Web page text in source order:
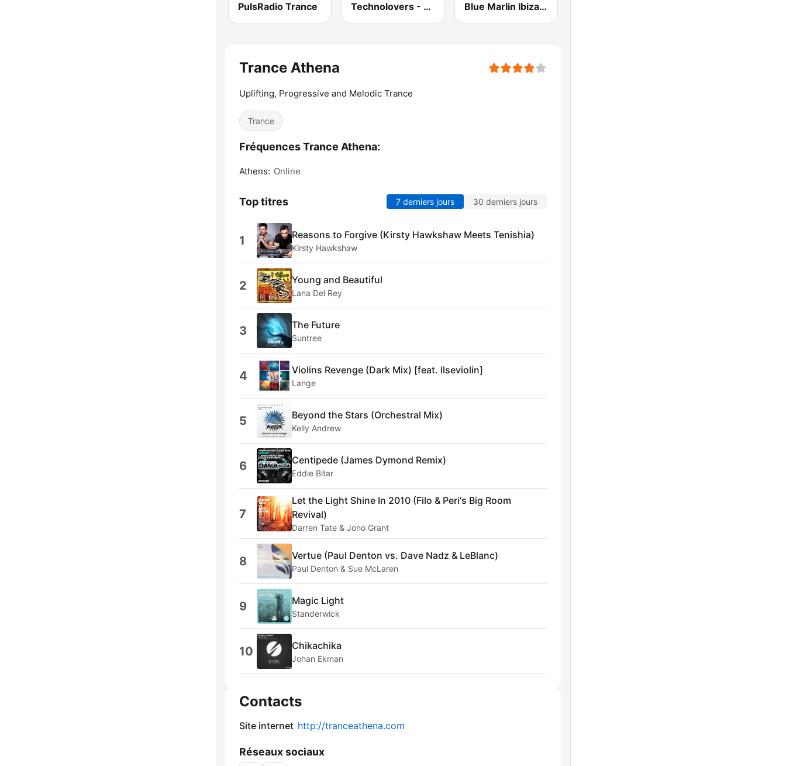
PulsRadio Trance Technolovers - TRANCE Blue Marlin Ibiza Radio
Trance Athena
Uplifting, Progressive and Melodic Trance
Trance
Fréquences Trance Athena:
Athens: Online
Top titres 7 derniers jours 30 derniers jours
1 Reasons to Forgive (Kirsty Hawkshaw Meets Tenishia)
Kirsty Hawkshaw
2 Young and Beautiful
Lana Del Rey
3 The Future
Suntree
4 Violins Revenge (Dark Mix) [feat. Ilseviolin]
Lange
5 Beyond the Stars (Orchestral Mix)
Kelly Andrew
6 Centipede (James Dymond Remix)
Eddie Bitar
7
Let the Light Shine In 2010 (Filo & Peri's Big Room
Revival)
Darren Tate & Jono Grant
8 Vertue (Paul Denton vs. Dave Nadz & LeBlanc)
Paul Denton & Sue McLaren
9 Magic Light
Standerwick
10 Chikachika
Johan Ekman
Contacts
Site internet http://tranceathena.com
Réseaux sociaux